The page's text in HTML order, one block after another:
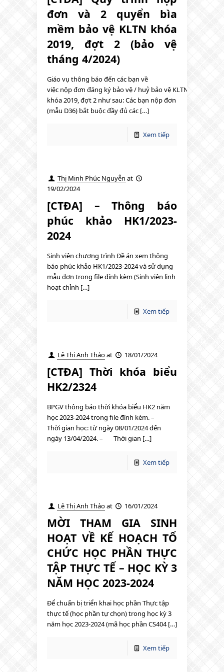
đơn và 2 quyển bìa
mềm bảo vệ KLTN khóa
2019, đợt 2 (bảo vệ
tháng 4/2024)
Giáo vụ thông báo đến các bạn về
việc nộp đơn đăng ký bảo vệ / huỷ bảo vệ KLTN
khóa 2019, đợt 2 như sau: Các bạn nộp đơn
(mẫu D36) bắt buộc đầy đủ các […]
Xem tiếp
Thị Minh Phúc Nguyễn at
19/02/2024
[CTĐA] – Thông báo
phúc khảo HK1/2023-
2024
Sinh viên chương trình Đề án xem thông
báo phúc khảo HK1/2023-2024 và sử dụng
mẫu đơn trong file đính kèm (Sinh viên linh
hoạt chỉnh […]
Xem tiếp
Lê Thị Anh Thảoat 18/01/2024
[CTĐA] Thời khóa biểu
HK2/2324
BPGV thông báo thời khóa biểu HK2 năm
học 2023-2024 trong file đính kèm. –
Thời gian học: từ ngày 08/01/2024 đến
ngày 13/04/2024. – Thời gian […]
Xem tiếp
Lê Thị Anh Thảoat 16/01/2024
MỜI THAM GIA SINH
HOẠT VỀ KẾ HOẠCH TỔ
CHỨC HỌC PHẦN THỰC
TẬP THỰC TẾ – HỌC KỲ 3
NĂM HỌC 2023-2024
Để chuẩn bị triển khai học phần Thực tập
thực tế (học phần tự chọn) trong học kỳ 3
năm học 2023-2024 (mã học phần CS404 […]
Xem tiếp